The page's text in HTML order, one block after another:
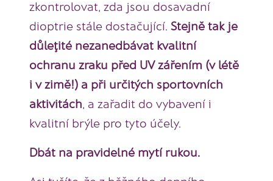
zkontrolovat, zda jsou dosavadní
dioptrie stále dostačující. Stejně tak je
důleţité nezanedbávat kvalitní
ochranu zraku před UV zářením (v létě
i v zimě!) a při určitých sportovních
aktivitách, a zařadit do vybavení i
kvalitní brýle pro tyto účely.
Dbát na pravidelné mytí rukou.